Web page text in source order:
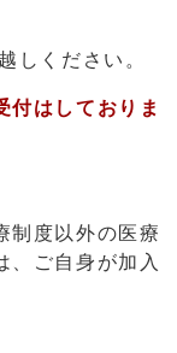
しください。
付はしておりま
度以外の医療
、ご自身が加入